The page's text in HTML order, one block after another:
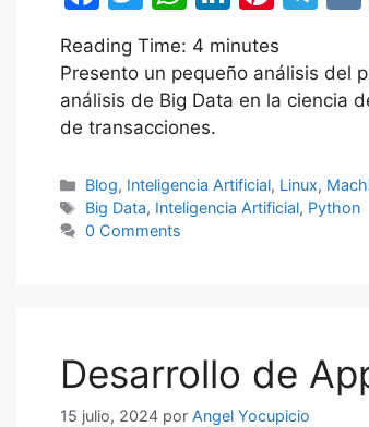
a
c
e
b
o
k
w
itt
er
h
at
s
A
p
k
e
er
e
e
gr
Reading Time: 4 minutes
Presento un pequeño análisis del
análisis de Big Data en la ciencia
de transacciones.
Categorías
Blog, Inteligencia Artificial, Linux,
Etiquetas
Big Data, Inteligencia Artificial, Python
0 Comments
Desarrollo de
15 julio, 2024 por Angel Yocupicio